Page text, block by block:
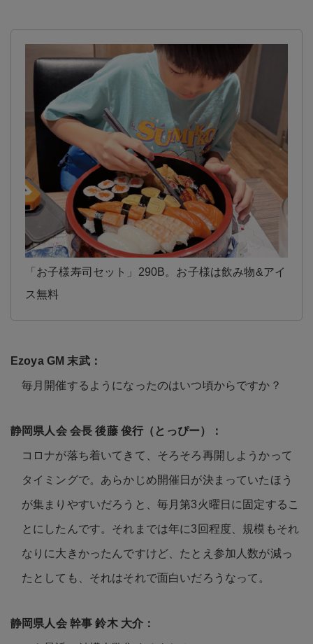
「お子様寿司セット」290B。お子様は飲み物&アイ
ス無料
毎月開催するようになったのはいつ頃からですか？
コロナが落ち着いてきて、そろそろ再開しようかって
タイミングで。あらかじめ開催日が決まっていたほう
が集まりやすいだろうと、毎月第3火曜日に固定するこ
とにしたんです。それまでは年に3回程度、規模もそれ
なりに大きかったんですけど、たとえ参加人数が減っ
たとしても、それはそれで面白いだろうなって。